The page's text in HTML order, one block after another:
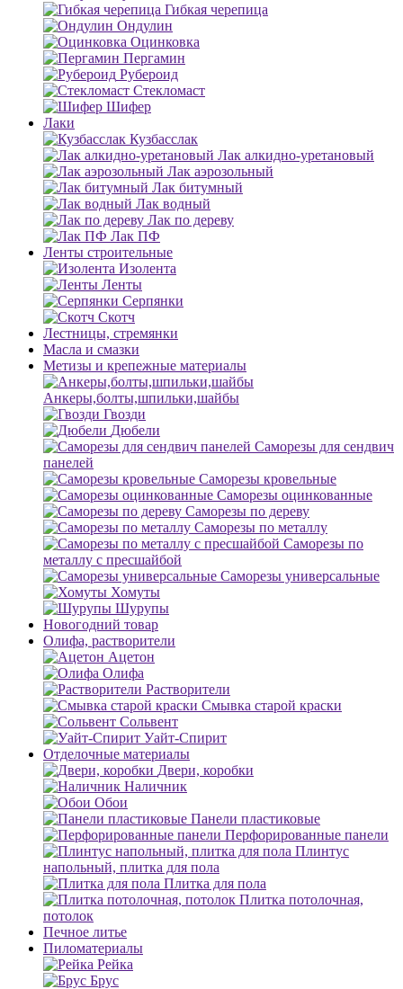
Гибкая черепица
Ондулин
Оцинковка
Пергамин
Рубероид
Стекломаст
Шифер
Лаки
Кузбасслак
Лак алкидно-уретановый
Лак аэрозольный
Лак битумный
Лак водный
Лак по дереву
Лак ПФ
Ленты строительные
Изолента
Ленты
Серпянки
Скотч
Лестницы, стремянки
Масла и смазки
Метизы и крепежные материалы
Анкеры,болты,шпильки,шайбы
Гвозди
Дюбели
Саморезы для сендвич
панелей
Саморезы кровельные
Саморезы оцинкованные
Саморезы по дереву
Саморезы по металлу
Саморезы по
металлу с пресшайбой
Саморезы универсальные
Хомуты
Шурупы
Новогодний товар
Олифа, растворители
Ацетон
Олифа
Растворители
Смывка старой краски
Сольвент
Уайт-Спирит
Отделочные материалы
Двери, коробки
Наличник
Обои
Панели пластиковые
Перфорированные панели
Плинтус
напольный, плитка для пола
Плитка для пола
Плитка потолочная,
потолок
Печное литье
Пиломатериалы
Рейка
Брус